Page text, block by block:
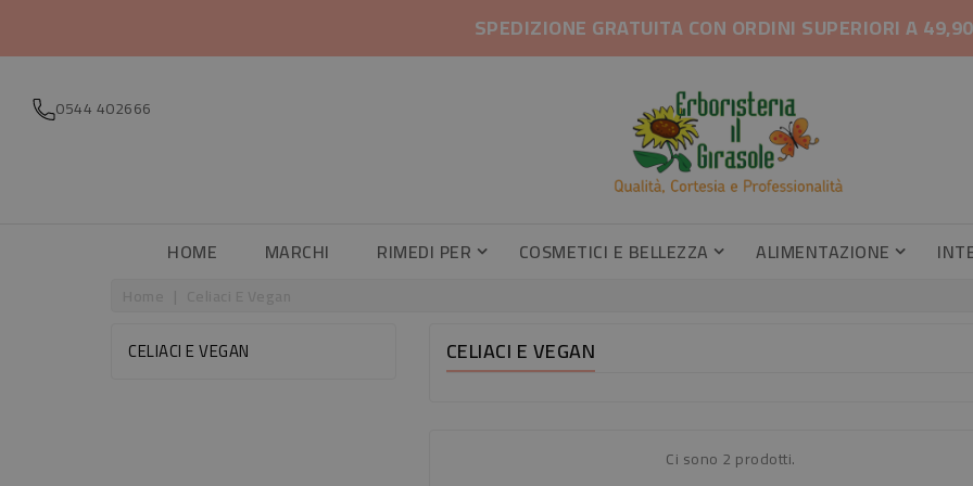
SPEDIZIONE GRATUITA CON ORDINI SUPERIORI A
0544 402666
HOME MARCHI RIMEDI PER COSMETICI E BELLEZZA ALIMENTAZIONE
CELIACI E VEGAN CELIACI E VEGAN
Ci sono 2 prodotti.